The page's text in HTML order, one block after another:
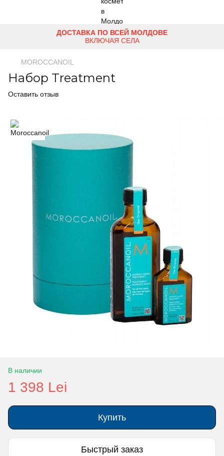
ДОСТАВКА ПО ВСЕЙ МОЛДОВЕ
ВКЛЮЧАЯ СЕЛА
MOROCCANOIL
Набор Treatment
Оставить отзыв
В наличии
1 398 Lei
Купить
Быстрый заказ